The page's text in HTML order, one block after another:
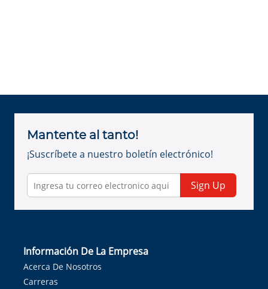
Mantente al tanto!
¡Suscríbete a nuestro boletín electrónico!
Sign Up
Información De La Empresa
Acerca De Nosotros
Carreras